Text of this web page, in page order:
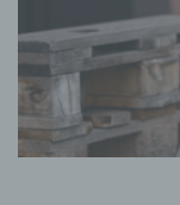
freiwillig für
Weise und
einer
Handlung,
verstehen
der sie